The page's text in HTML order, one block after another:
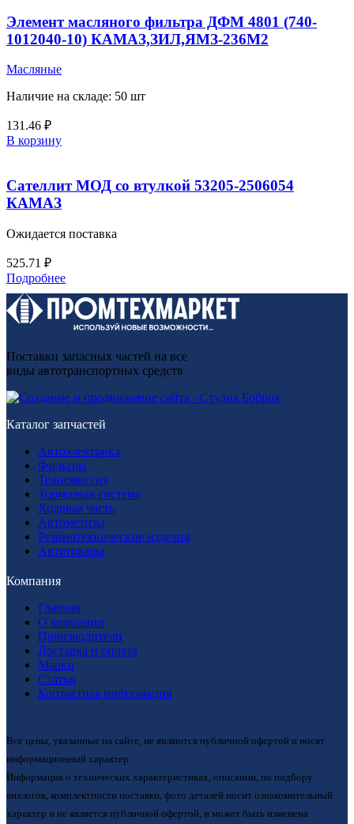
Элемент масляного фильтра ДФМ 4801 (740-
1012040-10) КАМАЗ,ЗИЛ,ЯМЗ-236М2
Масляные
Наличие на складе: 50 шт
131.46 ₽
В корзину
Сателлит МОД со втулкой 53205-2506054
КАМАЗ
Ожидается поставка
525.71 ₽
Подробнее
Поставки запасных частей на все
виды автотранспортных средств
Каталог запчастей
Автоэлектрика
Фильтры
Трансмиссия
Тормозная система
Ходовая часть
Автометизы
Резинотехнические изделия
Автотовары
Компания
Главная
О компании
Производители
Доставка и оплата
Марки
Статьи
Контактная информация
Все цены, указанные на сайте, не являются публичной офертой и носят
информационный характер.
Информация о технических характеристиках, описании, по подбору
аналогов, комплектности поставки, фото деталей носит ознакомительный
характер и не является публичной офертой, и может быть изменена